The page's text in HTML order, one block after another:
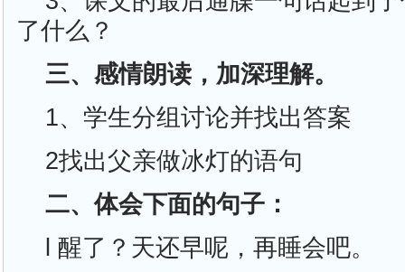
了什么？
三、感情朗读，加深理解。
1、学生分组讨论并找出答案
2找出父亲做冰灯的语句
二、体会下面的句子：
l 醒了？天还早呢，再睡会吧。